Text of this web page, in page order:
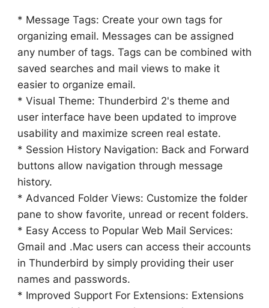
* Message Tags: Create your own tags for
organizing email. Messages can be assigned
any number of tags. Tags can be combined with
saved searches and mail views to make it
easier to organize email.
* Visual Theme: Thunderbird 2's theme and
user interface have been updated to improve
usability and maximize screen real estate.
* Session History Navigation: Back and Forward
buttons allow navigation through message
history.
* Advanced Folder Views: Customize the folder
pane to show favorite, unread or recent folders.
* Easy Access to Popular Web Mail Services:
Gmail and .Mac users can access their accounts
in Thunderbird by simply providing their user
names and passwords.
* Improved Support For Extensions: Extensions